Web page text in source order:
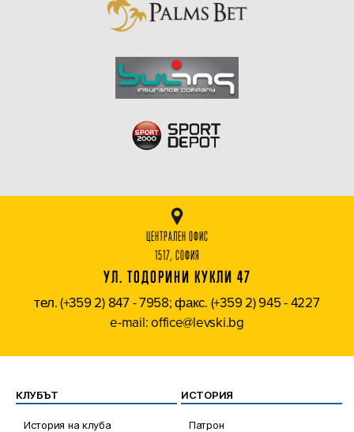
ЦЕНТРАЛЕН ОФИС
1517, СОФИЯ
УЛ. ТОДОРИНИ КУКЛИ 47
тел. (+359 2) 847 - 7958; факс. (+359 2) 945 - 4227
e-mail: office@levski.bg
КЛУБЪТ
История на клуба
ИСТОРИЯ
Патрон